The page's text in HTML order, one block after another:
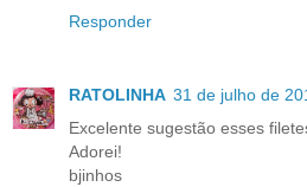
Responder
RATOLINHA 31 de julho de
Excelente sugestão esses
Adorei!
bjinhos